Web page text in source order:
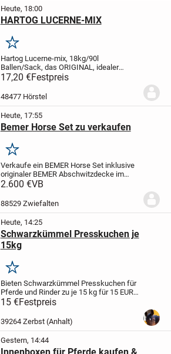
Heute, 18:00
HARTOG LUCERNE-MIX
Merken
Hartog Lucerne-mix, 18kg/90l
Ballen/Sack, das ORIGINAL, idealer
Raufutterersatz oder als gesunde Zugabe
Preis bei Abnahme von min. 21 Ballen
16,90 Euro/Stück inkl. MWSt und ab Lager
17,20 €Festpreis
48477 Hörstel
Heute, 17:55
Bemer Horse Set zu verkaufen
Merken
Verkaufe ein BEMER Horse Set inklusive
originaler BEMER Abschwitzdecke im
Komplettset.Das Set wurde im Juni 2021
sich in einem sehr guten, gepflegten
2.600 €VB
88529 Zwiefalten
Heute, 14:25
Schwarzkümmel Presskuchen je
15kg
Merken
Bieten Schwarzkümmel Presskuchen für
Pferde und Rinder zu je 15 kg für 15 EUR
an. Haupteinsatzbereiche und
Atemwege: Hilft bei
staubbedingtem Husten, leichten
Bronchialreizungen und...
15 €Festpreis
39264 Zerbst (Anhalt)
Gestern, 14:44